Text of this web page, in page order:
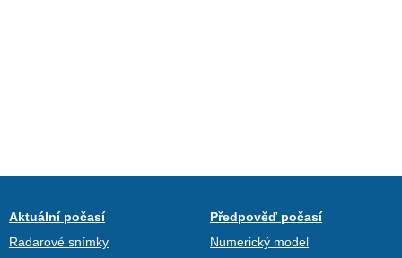
Aktuální počasí
Radarové snímky
Předpověď počasí
Numerický model